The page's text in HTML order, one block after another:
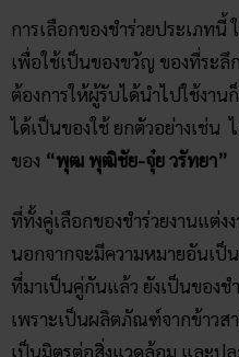
เพื่อใช้เป็นของขวัญ ของที่ระลึ
ต้องการให้ผู้รับได้นำไปใช้งา
ได้เป็นของใช้ ยกตัวอย่างเช่น
ของ“พุฒ พุฒิชัย-จุ๋ย วรัทยา”
ที่ทั้งคู่เลือกของชำร่วยงานแต่
นอกจากจะมีความหมายอันเป็น
ที่มาเป็นคู่กันแล้ว ยังเป็นของช
เพราะเป็นผลิตภัณฑ์จากข้าวส
เป็นมิตรต่อสิ่งแวดล้อม และป
ความใส่ใจและความละเอียด